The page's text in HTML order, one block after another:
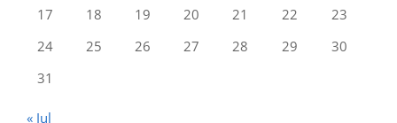
17
18 19 20 21 22
23
24
25 26 27 28 29
30
31
« Jul